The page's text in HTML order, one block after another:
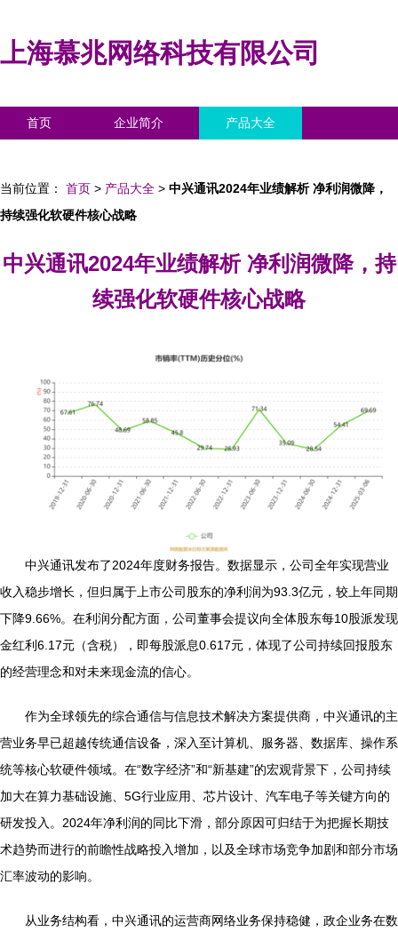
上海慕兆网络科技有限公司
首页 企业简介 产品大全
当前位置： 首页 > 产品大全 > 中兴通讯2024年业绩解析 净利润微降，
持续强化软硬件核心战略
中兴通讯2024年业绩解析 净利润微降，持
续强化软硬件核心战略
中兴通讯发布了2024年度财务报告。数据显示，公司全年实现营业
收入稳步增长，但归属于上市公司股东的净利润为93.3亿元，较上年同期
下降9.66%。在利润分配方面，公司董事会提议向全体股东每10股派发现
金红利6.17元（含税），即每股派息0.617元，体现了公司持续回报股东
的经营理念和对未来现金流的信心。
作为全球领先的综合通信与信息技术解决方案提供商，中兴通讯的主
营业务早已超越传统通信设备，深入至计算机、服务器、数据库、操作系
统等核心软硬件领域。在“数字经济”和“新基建”的宏观背景下，公司持续
加大在算力基础设施、5G行业应用、芯片设计、汽车电子等关键方向的
研发投入。2024年净利润的同比下滑，部分原因可归结于为把握长期技
术趋势而进行的前瞻性战略投入增加，以及全球市场竞争加剧和部分市场
汇率波动的影响。
从业务结构看，中兴通讯的运营商网络业务保持稳健，政企业务在数